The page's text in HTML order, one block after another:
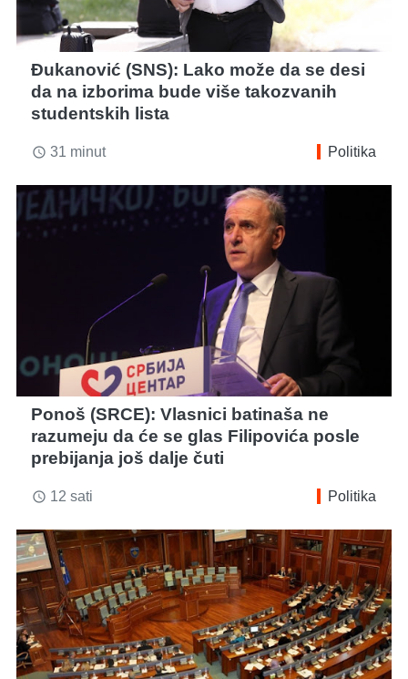
Đukanović (SNS): Lako može da se desi
da na izborima bude više takozvanih
studentskih lista
access_time 31 minut Politika
Ponoš (SRCE): Vlasnici batinaša ne
razumeju da će se glas Filipovića posle
prebijanja još dalje čuti
access_time 12 sati Politika